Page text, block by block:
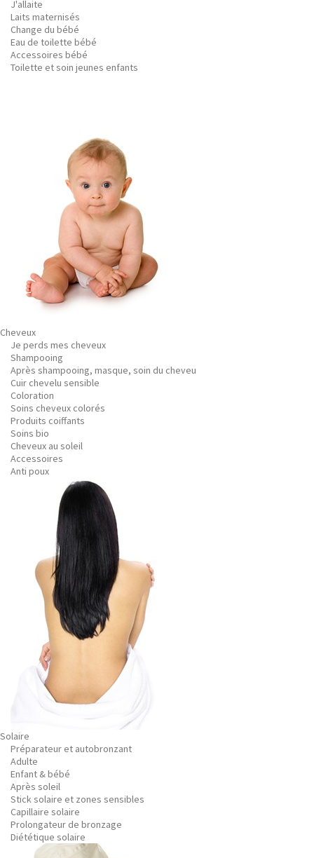
J'allaite
Laits maternisés
Change du bébé
Eau de toilette bébé
Accessoires bébé
Toilette et soin jeunes enfants
Cheveux
Je perds mes cheveux
Shampooing
Après shampooing, masque, soin du cheveu
Cuir chevelu sensible
Coloration
Soins cheveux colorés
Produits coiffants
Soins bio
Cheveux au soleil
Accessoires
Anti poux
Solaire
Préparateur et autobronzant
Adulte
Enfant & bébé
Après soleil
Stick solaire et zones sensibles
Capillaire solaire
Prolongateur de bronzage
Diététique solaire